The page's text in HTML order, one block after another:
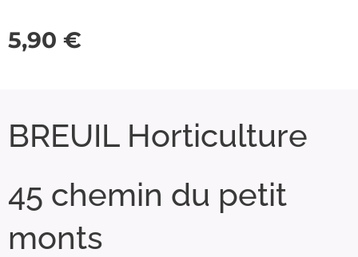
5,90 €
BREUIL Horticulture
45 chemin du petit
monts